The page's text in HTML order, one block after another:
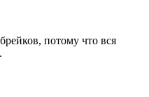
потому что вся